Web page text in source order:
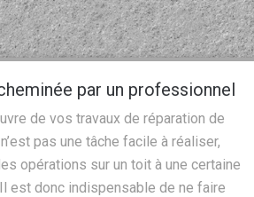
par un professionnel
de vos travaux de réparation de
pas une tâche facile à réaliser,
opérations sur un toit à une certaine
est donc indispensable de ne faire